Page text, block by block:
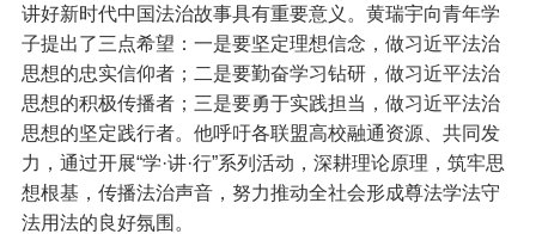
讲好新时代中国法治故事具有重要意义。黄瑞宇向青年学
子提出了三点希望：一是要坚定理想信念，做习近平法治
思想的忠实信仰者；二是要勤奋学习钻研，做习近平法治
思想的积极传播者；三是要勇于实践担当，做习近平法治
思想的坚定践行者。他呼吁各联盟高校融通资源、共同发
力，通过开展“学·讲·行”系列活动，深耕理论原理，筑牢思
想根基，传播法治声音，努力推动全社会形成尊法学法守
法用法的良好氛围。